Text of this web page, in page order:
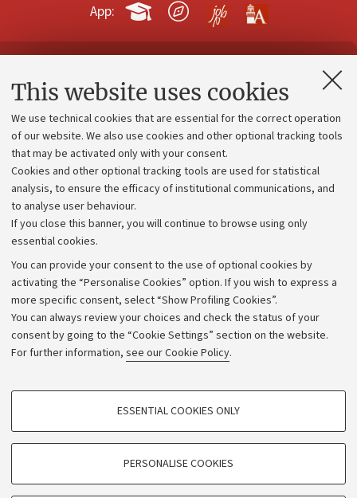
This website uses cookies
We use technical cookies that are essential for the correct operation
of our website. We also use cookies and other optional tracking tools
that may be activated only with your consent.
Cookies and other optional tracking tools are used for statistical
analysis, to ensure the efficacy of institutional communications, and
to analyse user behaviour.
If you close this banner, you will continue to browse using only
essential cookies.
You can provide your consent to the use of optional cookies by
activating the “Personalise Cookies” option. If you wish to express a
more specific consent, select “Show Profiling Cookies”.
You can always review your choices and check the status of your
consent by going to the “Cookie Settings” section on the website.
For further information, see our Cookie Policy.
PROFILING COOKIES - OPTIONAL
ESSENTIAL COOKIES ONLY
PERSONALISE COOKIES
App:
Contacts and certified e-mail (PEC)
Administrative divisions
Work with us
Alumni community
Strategic plan
University budgets
Calls and competitions
Transparent administration
Appeals lodged
Merchandising - UniboStore
Website and accessibility information
Accessibility statement
Privacy policy and legal notes
Cookie Settings